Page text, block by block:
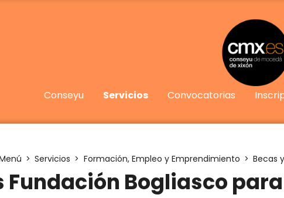
Conseyu Servicios Convocatorias
Servicios Formación, Empleo y Emprendimiento Becas
Fundación Bogliasco